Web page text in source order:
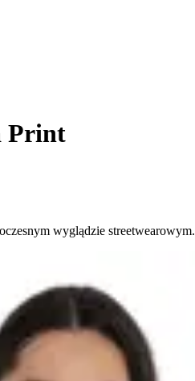
Print
wyglądzie streetwearowym.